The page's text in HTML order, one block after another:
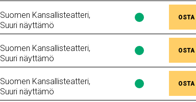
vapaana
Suomen Kansallisteatteri,
Suuri näyttämö
Lippujen
saatavuus
vapaana
Suomen Kansallisteatteri,
Suuri näyttämö
Lippujen
saatavuus
vapaana
Suomen Kansallisteatteri,
Suuri näyttämö
Lippujen
saatavuus